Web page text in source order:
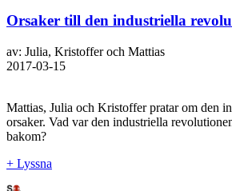
Orsaker till den industriella
av: Julia, Kristoffer och Mattias
2017-03-15
Mattias, Julia och Kristoffer pratar om den
orsaker. Vad var den industriella
bakom?
+ Lyssna